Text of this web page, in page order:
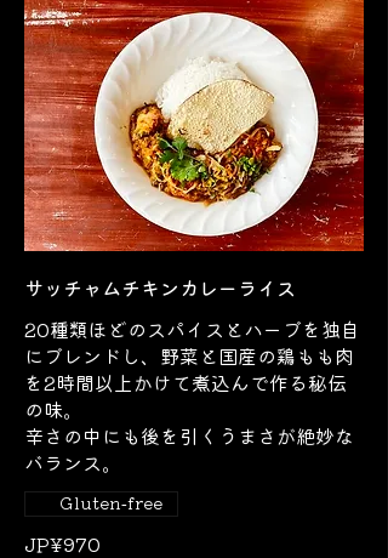
サッチャムチキンカレーライス
20種類ほどのスパイスとハーブを独自
にブレンドし、野菜と国産の鶏もも肉
を2時間以上かけて煮込んで作る秘伝
の味。
辛さの中にも後を引くうまさが絶妙な
バランス。
JP¥970
Gluten-free